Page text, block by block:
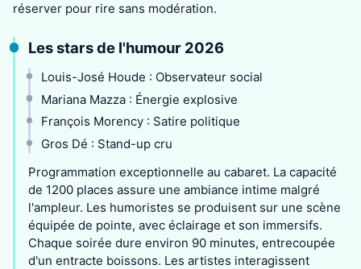
réserver pour rire sans modération.
Les stars de l'humour 2026
Louis-José Houde : Observateur social
Mariana Mazza : Énergie explosive
François Morency : Satire politique
Gros Dé : Stand-up cru
Programmation exceptionnelle au cabaret. La capacité
de 1200 places assure une ambiance intime malgré
l'ampleur. Les humoristes se produisent sur une scène
équipée de pointe, avec éclairage et son immersifs.
Chaque soirée dure environ 90 minutes, entrecoupée
d'un entracte boissons. Les artistes interagissent